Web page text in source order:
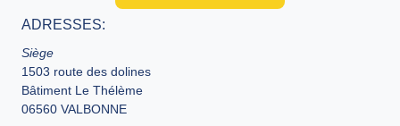
ADRESSES:
Siège
1503 route des dolines
Bâtiment Le Thélème
06560 VALBONNE